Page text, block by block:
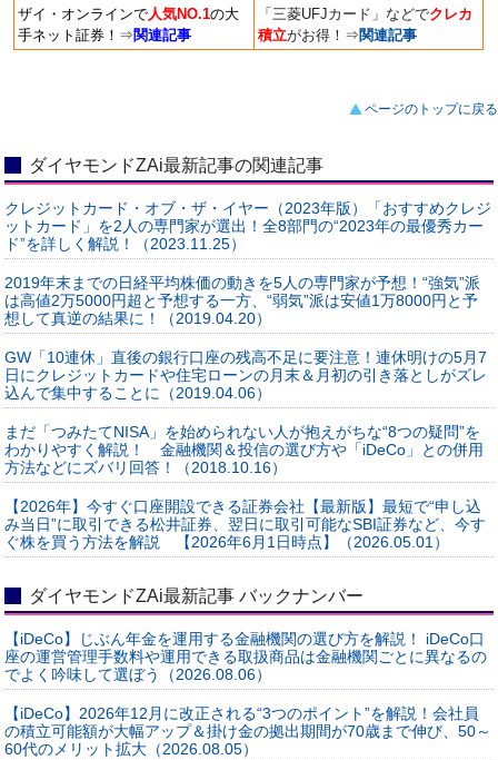
ザイ・オンラインで 人気NO.1の大
手ネット証券！ ⇒ 関連記事
「三菱UFJカード」などでクレカ
積立がお得！ ⇒ 関連記事
ページのトップに戻る
ダイヤモンドZAi最新記事の関連記事
クレジットカード・オブ・ザ・イヤー（2023年版）「おすすめクレジ
ットカード」を2人の専門家が選出！全8部門の“2023年の最優秀カー
ド”を詳しく解説！（2023.11.25）
2019年末までの日経平均株価の動きを5人の専門家が予想！“強気”派
は高値2万5000円超と予想する一方、“弱気”派は安値1万8000円と予
想して真逆の結果に！（2019.04.20）
GW「10連休」直後の銀行口座の残高不足に要注意！連休明けの5月7
日にクレジットカードや住宅ローンの月末＆月初の引き落としがズレ
込んで集中することに（2019.04.06）
まだ「つみたてNISA」を始められない人が抱えがちな“8つの疑問”を
わかりやすく解説！ 金融機関＆投信の選び方や「iDeCo」との併用
方法などにズバリ回答！（2018.10.16）
【2026年】今すぐ口座開設できる証券会社【最新版】最短で“申し込
み当日”に取引できる松井証券、翌日に取引可能なSBI証券など、今す
ぐ株を買う方法を解説 【2026年6月1日時点】（2026.05.01）
ダイヤモンドZAi最新記事 バックナンバー
【iDeCo】じぶん年金を運用する金融機関の選び方を解説！ iDeCo口
座の運営管理手数料や運用できる取扱商品は金融機関ごとに異なるの
でよく吟味して選ぼう（2026.08.06）
【iDeCo】2026年12月に改正される“3つのポイント”を解説！会社員
の積立可能額が大幅アップ＆掛け金の拠出期間が70歳まで伸び、50～
60代のメリット拡大（2026.08.05）